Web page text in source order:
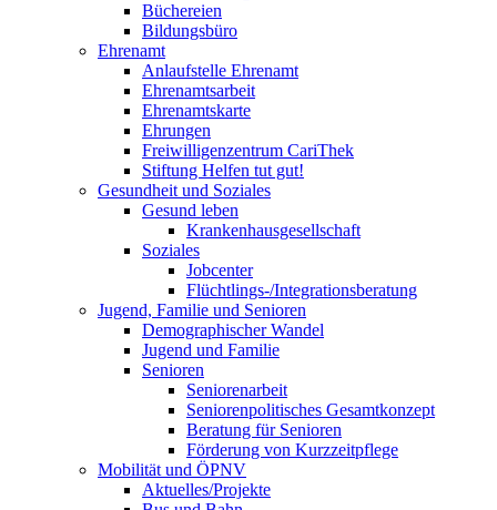
Büchereien
Bildungsbüro
Ehrenamt
Anlaufstelle Ehrenamt
Ehrenamtsarbeit
Ehrenamtskarte
Ehrungen
Freiwilligenzentrum CariThek
Stiftung Helfen tut gut!
Gesundheit und Soziales
Gesund leben
Krankenhausgesellschaft
Soziales
Jobcenter
Flüchtlings-/Integrationsberatung
Jugend, Familie und Senioren
Demographischer Wandel
Jugend und Familie
Senioren
Seniorenarbeit
Seniorenpolitisches Gesamtkonzept
Beratung für Senioren
Förderung von Kurzzeitpflege
Mobilität und ÖPNV
Aktuelles/Projekte